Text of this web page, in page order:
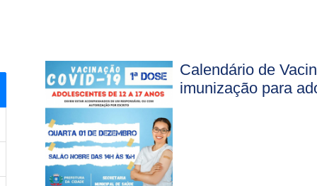
Calendário de
imunização para